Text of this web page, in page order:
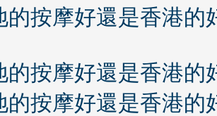
的按摩好還是香港的
的按摩好還是香港的
的按摩好還是香港的